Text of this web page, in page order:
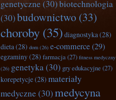
genetyczne (30)biotechnologia
(30)budownictwo (33)
choroby (35) diagnostyka(28)
dieta(28) dom (26) e-commerce(29)
egzaminy(28) farmacja(27) fitness medyczny
(26) genetyka(30) gry edukacyjne (27)
korepetycje(28) materiały
medyczne (30)medycyna